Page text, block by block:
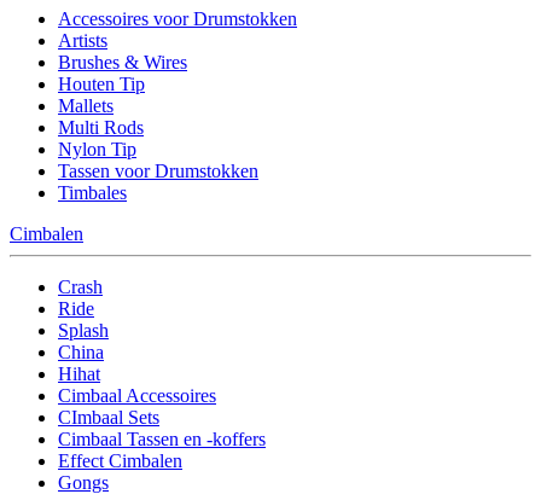
Accessoires voor Drumstokken
Artists
Brushes & Wires
Houten Tip
Mallets
Multi Rods
Nylon Tip
Tassen voor Drumstokken
Timbales
Cimbalen
Crash
Ride
Splash
China
Hihat
Cimbaal Accessoires
CImbaal Sets
Cimbaal Tassen en -koffers
Effect Cimbalen
Gongs